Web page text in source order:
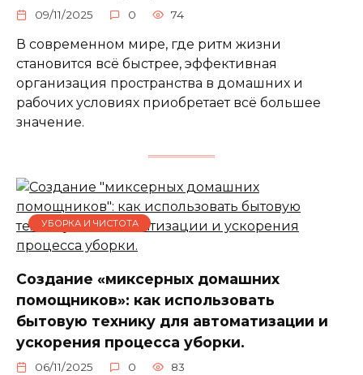
09/11/2025 0 74
В современном мире, где ритм жизни
становится всё быстрее, эффективная
организация пространства в домашних и
рабочих условиях приобретает всё большее
значение.
УБОРКА И ЧИСТОТА
Создание «миксерных домашних
помощников»: как использовать
бытовую технику для автоматизации и
ускорения процесса уборки.
06/11/2025 0 83